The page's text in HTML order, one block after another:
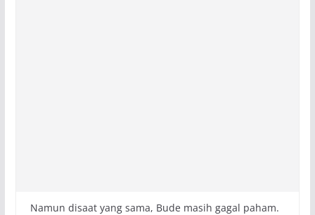
Namun disaat yang sama, Bude masih gagal paham.